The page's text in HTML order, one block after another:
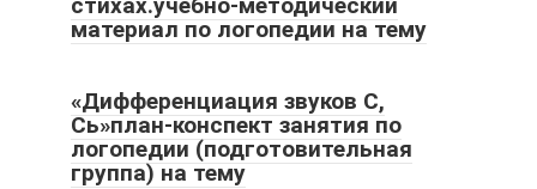
стихах.учебно-методический
материал по логопедии на тему
«Дифференциация звуков С,
Сь»план-конспект занятия по
логопедии (подготовительная
группа) на тему